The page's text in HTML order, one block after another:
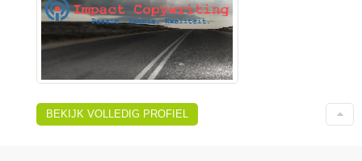
BEKIJK VOLLEDIG PROFIEL